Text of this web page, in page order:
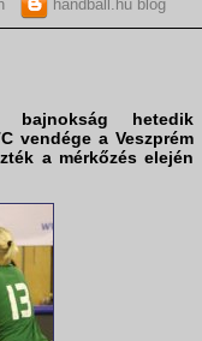
handball.hu blog
bajnokság hetedik
vendége a Veszprém
a mérkőzés elején